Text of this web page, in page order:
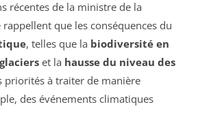
récentes de la ministre de la
que les conséquences du
, telles que la biodiversité en
et la hausse du niveau des
priorités à traiter de manière
des événements climatiques